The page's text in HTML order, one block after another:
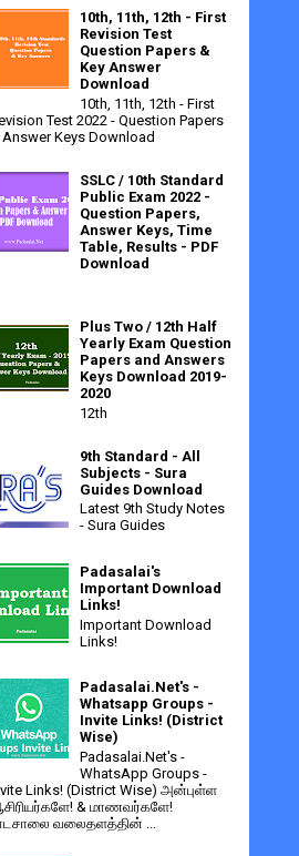
10th, 11th, 12th - First
Revision Test
Question Papers &
Key Answer
Download
10th, 11th, 12th - First
Test 2022 - Question Papers
Keys Download
SSLC / 10th Standard
Public Exam 2022 -
Question Papers,
Answer Keys, Time
Table, Results - PDF
Download
Plus Two / 12th Half
Yearly Exam Question
Papers and Answers
Keys Download 2019-
2020
12th
9th Standard - All
Subjects - Sura
Guides Download
Latest 9th Study Notes
- Sura Guides
Padasalai's
Important Download
Links!
Important Download
Links!
Padasalai.Net's -
Whatsapp Groups -
Invite Links! (District
Wise)
Padasalai.Net's -
WhatsApp Groups -
Links! (District Wise) அன்புள்ள
& மாணவர்களே!
வலைதளத்தின் ...